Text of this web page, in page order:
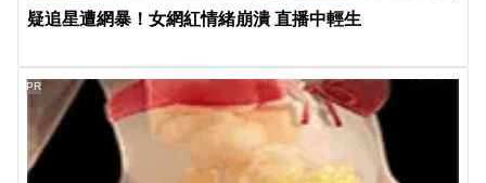
疑追星遭網暴！女網紅情緒崩潰 直播中輕生
PR